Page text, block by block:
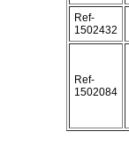
Ref-
1502432
Ref-
1502084